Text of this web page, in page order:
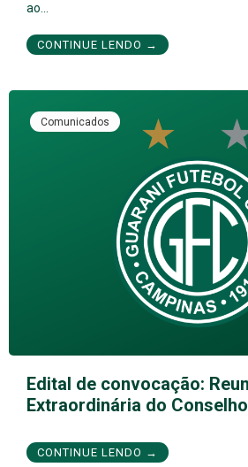
ao…
CONTINUE LENDO →
Comunicados
Edital de convocação:
Extraordinária do
CONTINUE LENDO →